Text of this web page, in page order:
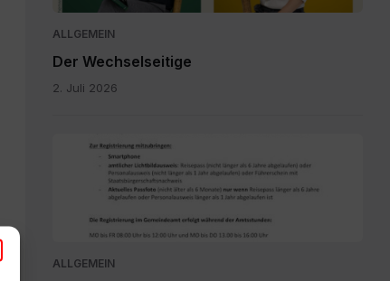
ALLGEMEIN
Der Wechselseitige
2. Juli 2026
Registrierung_.pdf
ALLGEMEIN